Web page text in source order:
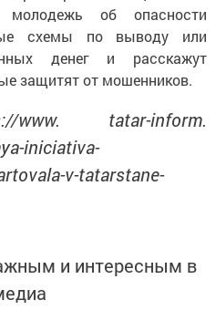
молодежь об опасности
схемы по выводу или
денег и расскажут
защитят от мошенников.
www. tatar-inform.
iniciativa-
v-tatarstane-
и интересным в